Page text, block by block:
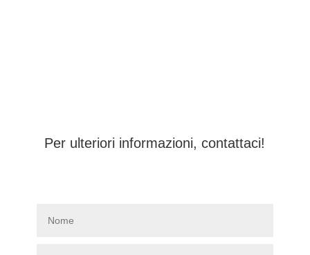
Per ulteriori informazioni, contattaci!